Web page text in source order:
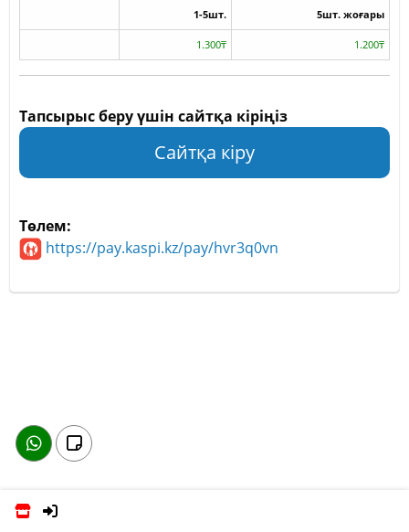
1-5шт.
5шт. жоғары
1.300₸ 1.200₸
Тапсырыс беру үшін сайтқа кіріңіз
Сайтқа кіру
Төлем:
https://pay.kaspi.kz/pay/hvr3q0vn